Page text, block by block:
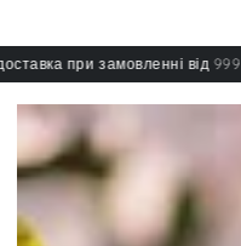
при замовленні від 999 грн